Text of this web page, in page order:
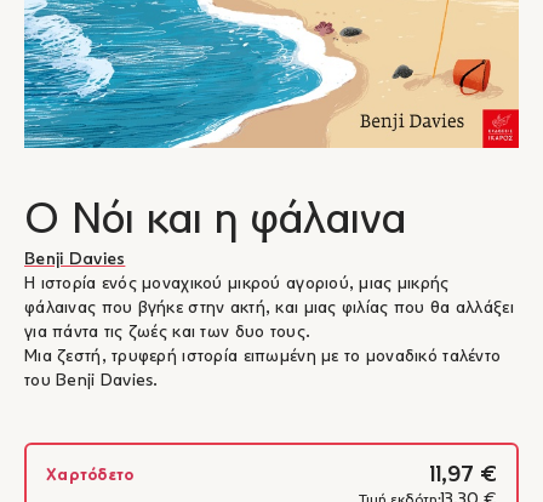
Ο Νόι και η φάλαινα
Benji Davies
Η ιστορία ενός μοναχικού μικρού αγοριού, μιας μικρής
φάλαινας που βγήκε στην ακτή, και μιας φιλίας που θα αλλάξει
για πάντα τις ζωές και των δυο τους.
Μια ζεστή, τρυφερή ιστορία ειπωμένη με το μοναδικό ταλέντο
του Benji Davies.
Χαρτόδετο 11,97 €